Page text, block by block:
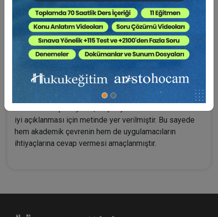
sistemleri doğmuştur. Ayrıca Ücret konusunda en
önemli yer tutan “Götürü Ücret” , tespiti, şartları ve
uygulanma biçimi açısından önem arz etmektedir. Aynı
zamanda inşaat pazarında en çok kendisine başvurulan
bir ücret çeşididir. Bu öneminden dolayı çalışmamızın
Eser sözleşmesinde ücret, bilimsel olarak
açıklanmasının yanı sıra güncel Yargı kararları ile de
iyi açıklanması için metinde yer verilmiştir. Bu sayede
hem akademik çevrenin hem de uygulamacıların
ihtiyaçlarına cevap vermesi amaçlanmıştır.